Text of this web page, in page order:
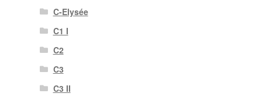
C-Elysée
C1 I
C2
C3
C3 II